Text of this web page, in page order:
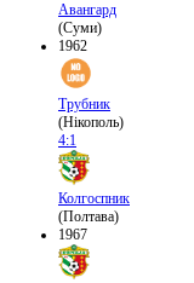
Авангард
(Суми)
1962
Трубник
(Нікополь)
4:1
Колгоспник
(Полтава)
1967